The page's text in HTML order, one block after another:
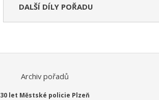
DALŠÍ DÍLY POŘADU
Archiv pořadů
30 let Městské policie Plzeň